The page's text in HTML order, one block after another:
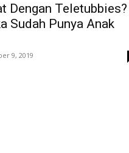
Dengan Teletubbies?
Sudah Punya Anak
9, 2019